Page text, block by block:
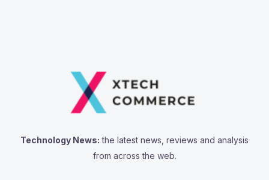
Technology News: the latest news, reviews and analysis
from across the web.